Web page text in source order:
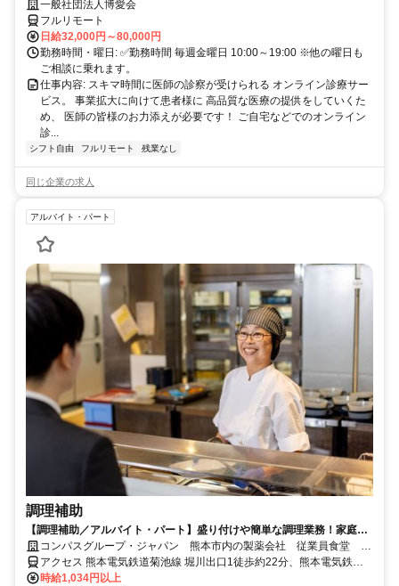
業務一般社団法人博愛会
フルリモート
日給32,000円～80,000円
勤務時間・曜日: ✅勤務時間 毎週金曜日 10:00～19:00 ※他の曜日も
ご相談に乗れます。
仕事内容: スキマ時間に医師の診察が受けられる オンライン診療サー
ビス。 事業拡大に向けて患者様に 高品質な医療の提供をしていくた
め、 医師の皆様のお力添えが必要です！ ご自宅などでのオンライン
診...
シフト自由 フルリモート 残業なし
同じ企業の求人
アルバイト・パート
調理補助
【調理補助／アルバイト・パート】盛り付けや簡単な調理業務！家庭の
調理レベルでOK！
コンパスグループ・ジャパン 熊本市内の製薬会社 従業員食堂
21865_p
アクセス 熊本電気鉄道菊池線 堀川出口1徒歩約22分、熊本電気鉄道
菊池線 八景水谷徒歩約23分、熊本電気鉄道菊池線 亀井出入口2徒歩
時給1,034円以上